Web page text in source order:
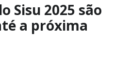
Sisu 2025 são
a próxima